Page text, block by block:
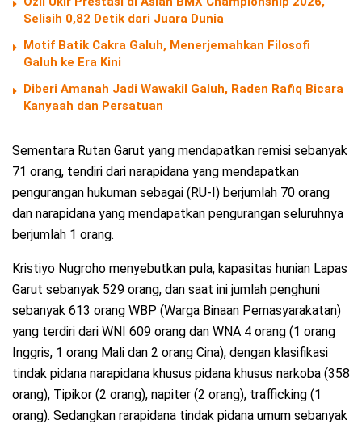
Selisih 0,82 Detik dari Juara Dunia
Motif Batik Cakra Galuh, Menerjemahkan Filosofi
Galuh ke Era Kini
Diberi Amanah Jadi Wawakil Galuh, Raden Rafiq Bicara
Kanyaah dan Persatuan
Sementara Rutan Garut yang mendapatkan remisi sebanyak
71 orang, tendiri dari narapidana yang mendapatkan
pengurangan hukuman sebagai (RU-I) berjumlah 70 orang
dan narapidana yang mendapatkan pengurangan seluruhnya
berjumlah 1 orang.
Kristiyo Nugroho menyebutkan pula, kapasitas hunian Lapas
Garut sebanyak 529 orang, dan saat ini jumlah penghuni
sebanyak 613 orang WBP (Warga Binaan Pemasyarakatan)
yang terdiri dari WNI 609 orang dan WNA 4 orang (1 orang
Inggris, 1 orang Mali dan 2 orang Cina), dengan klasifikasi
tindak pidana narapidana khusus pidana khusus narkoba (358
orang), Tipikor (2 orang), napiter (2 orang), trafficking (1
orang). Sedangkan rarapidana tindak pidana umum sebanyak